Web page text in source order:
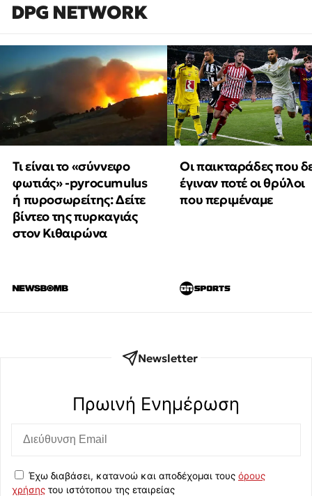
DPG NETWORK
Τι είναι το «σύννεφο
φωτιάς» -pyrocumulus
ή πυροσωρείτης: Δείτε
βίντεο της πυρκαγιάς
στον Κιθαιρώνα
Οι παικταράδες που
έγιναν ποτέ οι θρύλοι
που περιμέναμε
Newsletter
Πρωινή Eνημέρωση
Έχω διαβάσει, κατανοώ και αποδέχομαι τους όρους
χρήσης του ιστότοπου της εταιρείας